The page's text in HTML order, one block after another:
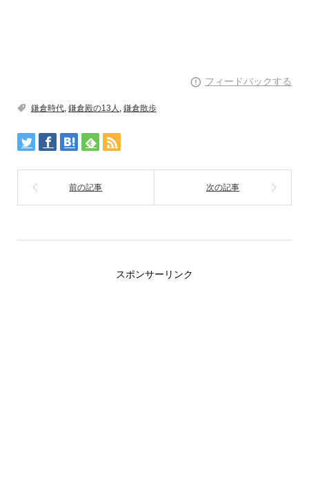
フィードバックする
鎌倉時代, 鎌倉殿の13人 , 鎌倉散歩
スポンサーリンク